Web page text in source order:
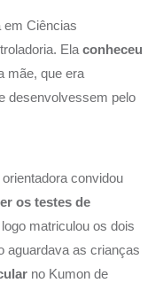
em Ciências
Ela conheceu
mãe, que era
desenvolvessem pelo
convidou
os testes de
matriculou os dois
aguardava as crianças
no Kumon de